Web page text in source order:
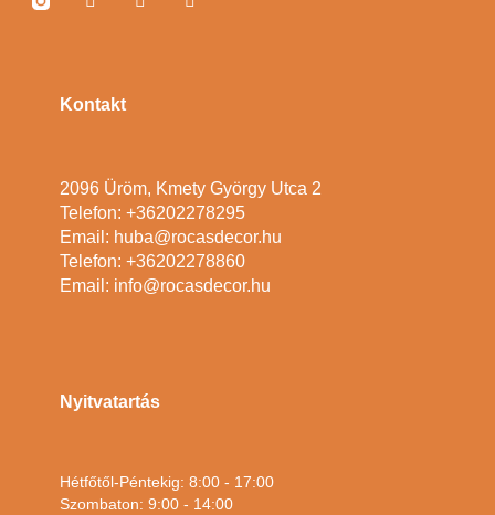
Kontakt
2096 Üröm, Kmety György Utca 2
Telefon: +36202278295
Email: huba@rocasdecor.hu
Telefon: +36202278860
Email: info@rocasdecor.hu
Nyitvatartás
Hétfőtől-Péntekig: 8:00 - 17:00
Szombaton: 9:00 - 14:00